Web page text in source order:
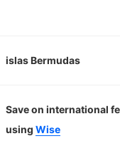
islas Bermudas
Save on international
using Wise